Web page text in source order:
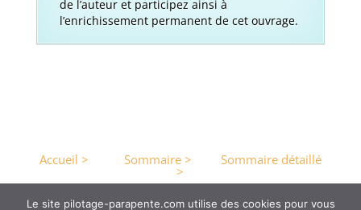
de l’auteur et participez ainsi à
l’enrichissement permanent de cet ouvrage.
Accueil > Sommaire > Sommaire détaillé
>
Le site pilotage-parapente.com utilise des cookies pour vous